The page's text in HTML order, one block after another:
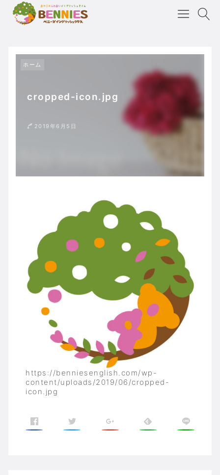
ホーム
cropped-icon.jpg
2019年6月5日
https://benniesenglish.com/wp-
content/uploads/2019/06/cropped-
icon.jpg